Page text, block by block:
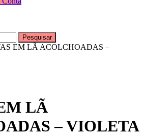
EM LÃ ACOLCHOADAS –
LÃ
– VIOLETA